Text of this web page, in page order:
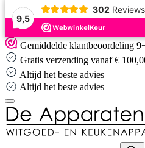
9,5
302 Reviews
Skip
to
content
Gemiddelde klantbeoordeling
Gratis verzending vanaf €
Altijd het beste advies
Altijd het beste advies